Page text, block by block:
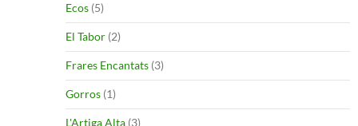
Ecos (5)
El Tabor (2)
Frares Encantats (3)
Gorros (1)
L'Artiga Alta (3)